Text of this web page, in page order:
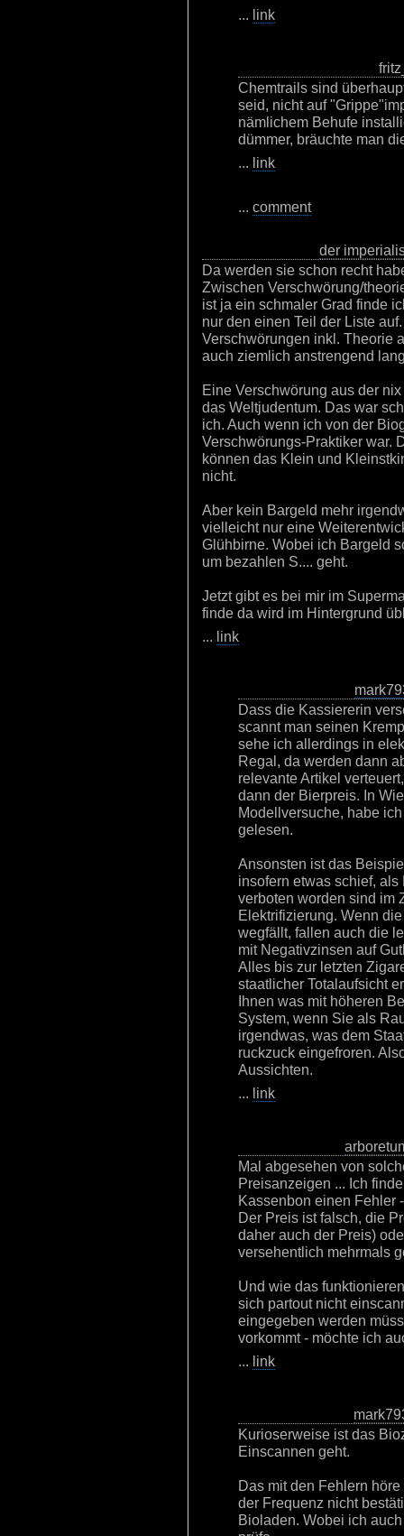
... link
Chemtrails sind
seid, nicht auf
nämlichem Behufe
dümmer, bräuchte man
... link
... comment
der
Da werden sie schon recht
Zwischen Verschwörung/
ist ja ein schmaler Grad finde
nur den einen Teil der Liste
Verschwörungen inkl. Theorie
auch ziemlich anstrengend
Eine Verschwörung aus der
das Weltjudentum. Das war
ich. Auch wenn ich von der
Verschwörungs-Praktiker war.
können das Klein und
nicht.
Aber kein Bargeld mehr
vielleicht nur eine
Glühbirne. Wobei ich Bargeld
um bezahlen S.... geht.
Jetzt gibt es bei mir im
finde da wird im Hintergrund
... link
Dass die Kassiererin
scannt man seinen
sehe ich allerdings in
Regal, da werden dann
relevante Artikel
dann der Bierpreis. In
Modellversuche, habe
gelesen.
Ansonsten ist das
insofern etwas schief,
verboten worden sind im
Elektrifizierung. Wenn
wegfällt, fallen auch die
mit Negativzinsen auf
Alles bis zur letzten
staatlicher Totalaufsicht
Ihnen was mit höheren
System, wenn Sie als
irgendwas, was dem
ruckzuck eingefroren.
Aussichten.
... link
Mal abgesehen von
Preisanzeigen ... Ich
Kassenbon einen Fehler
Der Preis ist falsch, die
daher auch der Preis)
versehentlich mehrmals
Und wie das
sich partout nicht
eingegeben werden
vorkommt - möchte ich
... link
Kurioserweise ist das
Einscannen geht.
Das mit den Fehlern
der Frequenz nicht
Bioladen. Wobei ich